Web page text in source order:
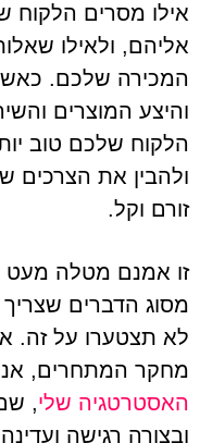
אילו מסרים הלקוח
אליהם, ולאילו
המכירה שלכם.
והיצע המוצרים
הלקוח שלכם טוב
ולהבין את הצרכים
זורם וקל.
זו אמנם מטלה מעט
מסוג הדברים
לא תצטערו על
מחקר המתחרים,
האסטרטגיה שלי, שם
ובצורה רגישה